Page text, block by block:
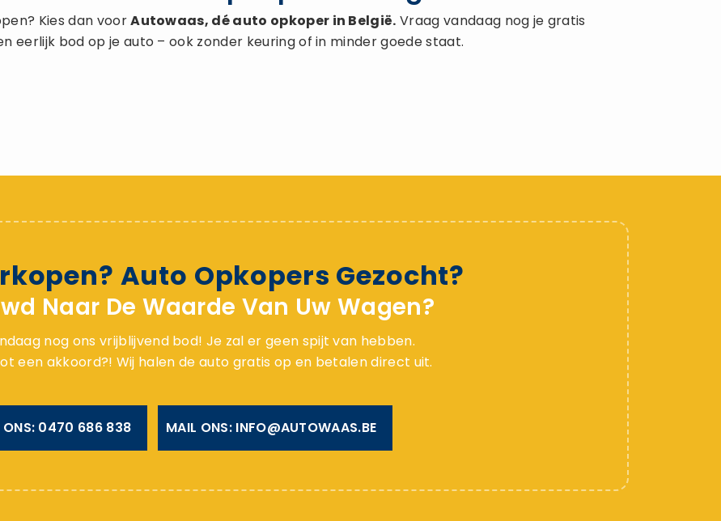
Kies dan voorAutowaas, déauto opkoper in België. Vraag vandaag nog je gratis
eerlijk bod op je auto – ook zonder keuring of in minder goede staat.
Auto Opkopers Gezocht?
Naar De Waarde Van Uw Wagen?
nog ons vrijblijvend bod! Je zal er geen spijt van hebben.
een akkoord?! Wij halen de auto gratis op en betalen direct uit.
ONS: 0470 686 838 MAIL ONS: INFO@AUTOWAAS.BE